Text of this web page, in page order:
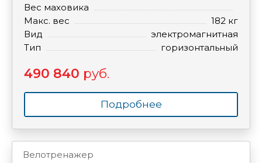
Вес маховика
Макс. вес
182 кг
Вид
электромагнитная
Тип
горизонтальный
490 840 руб.
Подробнее
Велотренажер